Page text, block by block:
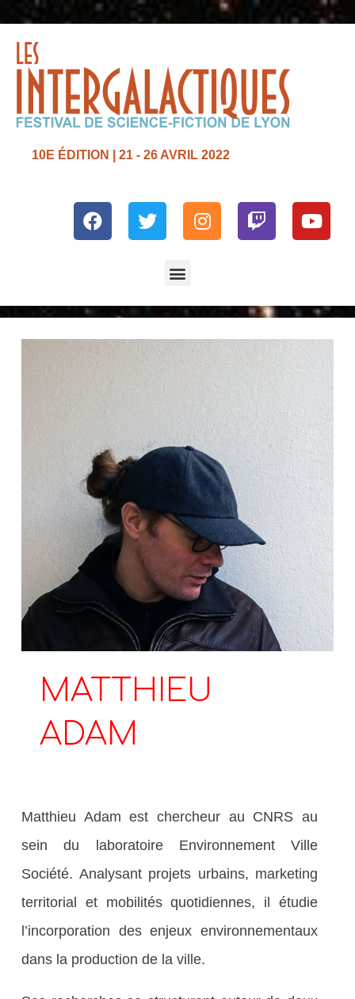
10E ÉDITION | 21 - 26 AVRIL 2022
MATTHIEU
ADAM
Matthieu Adam est chercheur au CNRS au
sein du laboratoire Environnement Ville
Société. Analysant projets urbains, marketing
territorial et mobilités quotidiennes, il étudie
l’incorporation des enjeux environnementaux
dans la production de la ville.